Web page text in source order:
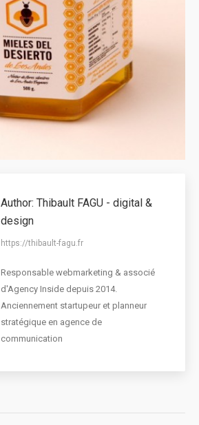
Author: Thibault FAGU - digital &
design
https://thibault-fagu.fr
Responsable webmarketing & associé
d'Agency Inside depuis 2014.
Anciennement startupeur et planneur
stratégique en agence de
communication